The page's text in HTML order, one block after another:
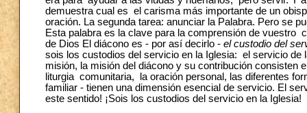
demuestra cual es el carisma más importante de un
oración. La segunda tarea: anunciar la Palabra. Pero se
Esta palabra es la clave para la comprensión de vuestro
de Dios El diácono es - por así decirlo - el custodio del
sois los custodios del servicio en la Iglesia: el servicio
misión, la misión del diácono y ​​su contribución consisten
liturgia comunitaria, la oración personal, las diferentes
familiar - tienen una dimensión esencial de servicio. El
este sentido! ¡Sois los custodios del servicio en la Iglesia!